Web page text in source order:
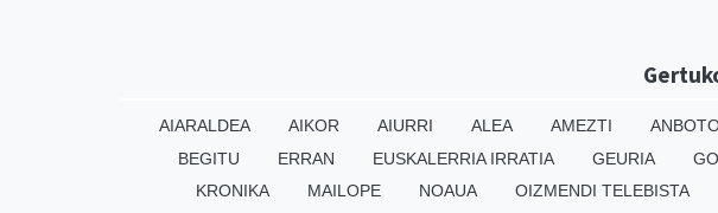
AIARALDEA AIKOR AIURRI ALEA AMEZTI
BEGITU
ERRAN EUSKALERRIA IRRATIA GEURIA
KRONIKA
MAILOPE NOAUA OIZMENDI TELEBISTA